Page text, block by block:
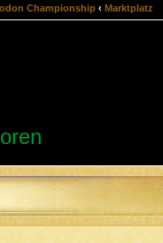
Championship ‹ Marktplatz